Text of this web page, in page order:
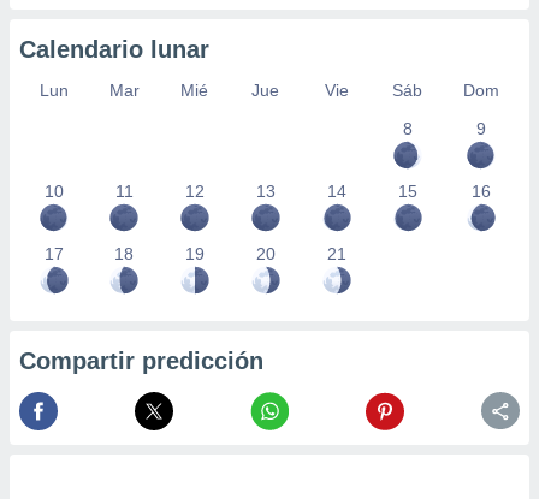
Calendario lunar
Lun Mar Mié Jue Vie Sáb
Dom
8
9
10 11 12 13 14 15 16
17 18 19 20 21
Compartir predicción